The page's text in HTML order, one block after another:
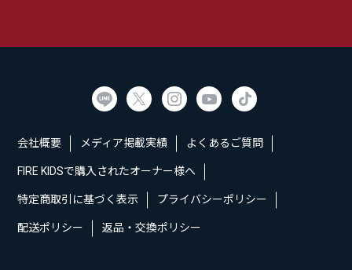
会社概要 メディア掲載実績 よくあるご質問
FIRE KIDSで購入されたオーナー様へ
特定商取引に基づく表示 プライバシーポリシー
配送ポリシー 返品・交換ポリシー